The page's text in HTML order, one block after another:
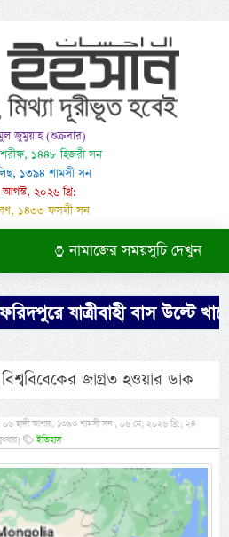
জুমুয়াহ (শুক্রবার)
১৪৪৮ হিজরী সন
১৩৯৪ শামসী সন
২০২৬ খ্রি:
১৪৩৩ ফসলী সন
নামাজের সময়সুচি দেখুন
যাত্রীবাহী বাস উল্টে খাদে
জাগ্রত হওয়ার ডাক
হাদী আশার, ১৩৯৩ শামসী সন , ০৬ মে, ২০২৬ খ্রি:, ২৪
ইতিহাস